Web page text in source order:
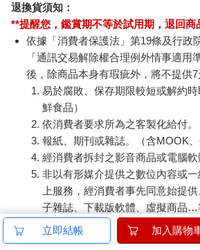
退換貨須知：
**提醒您，鑑賞期不等於試用期，退回商
依據「消費者保護法」第19條及行政
「通訊交易解除權合理例外情事適用
後，除商品本身有瑕疵外，將不提供7
易於腐敗、保存期限較短或解約
鮮食品）
依消費者要求所為之客製化給付。
報紙、期刊或雜誌。（含MOOK、
經消費者拆封之影音商品或電腦軟
非以有形媒介提供之數位內容或
上服務，經消費者事先同意始提
子雜誌、下載版軟體、虛擬商品…
已拆封之個人衛生用品。（如：
刀…等）
立即結帳 加入購物